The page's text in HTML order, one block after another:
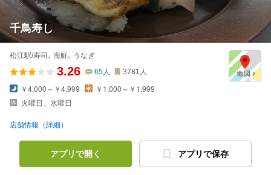
千鳥寿し
松江駅/寿司､ 海鮮､ うなぎ
3.26 65人 3781 人
￥4,000～￥4,999
￥1,000～￥1,999
火曜日、水曜日
店舗情報（詳細）
アプリで開く アプリで保存